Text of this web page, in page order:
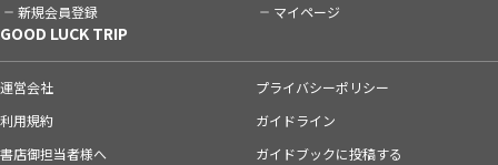
新規会員登録 マイページ
GOOD LUCK TRIP
運営会社
プライバシーポリシー
利用規約
ガイドライン
書店御担当者様へ
ガイドブックに投稿する